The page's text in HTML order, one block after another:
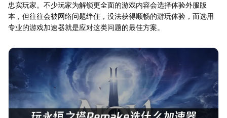
忠实玩家。不少玩家为解锁更全面的游戏内容会选择体验外服版
本，但往往会被网络问题绊住，没法获得顺畅的游玩体验，而选用
专业的游戏加速器就是应对这类问题的最佳方案。